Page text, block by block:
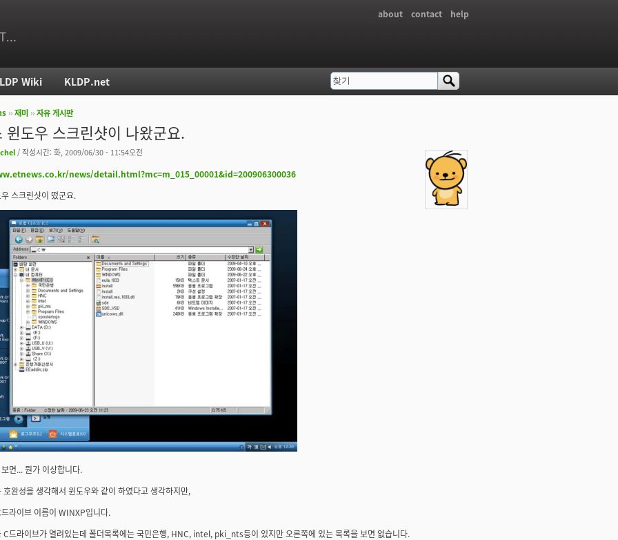
about contact help
››재미 ››자유 게시판
윈도우 스크린샷이 나왔군요.
/ 작성시간: 화, 2009/06/30 - 11:54오전
news/detail.html?mc=m_015_00001&id=200906300036
스크린샷이 떴군요.
면... 뭔가 이상합니다.
호완성을 생각해서 윈도우와 같이 하였다고 생각하지만,
라이브 이름이 WINXP입니다.
C드라이브가 열려있는데 폴더목록에는 국민은행, HNC, intel, pki_nts등이 있지만 오른쪽에 있는 목록을 보면 없습니다.
Wiki KLDP.net 검색 폼
찾기